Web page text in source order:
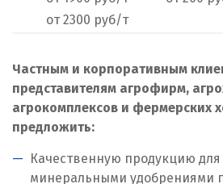
Нижний Тагил
Новокоалиновый
Новокузнецк
Новороссийск
от 2300 руб/т
Частным и корпоративным
представителям агрофирм,
агрокомплексов и фермерских
предложить:
Качественную продукцию
минеральными удобрениями